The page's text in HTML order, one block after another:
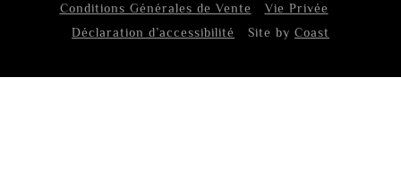
Conditions Générales de Vente
Vie Privée
Déclaration d’accessibilité
Site by Coast